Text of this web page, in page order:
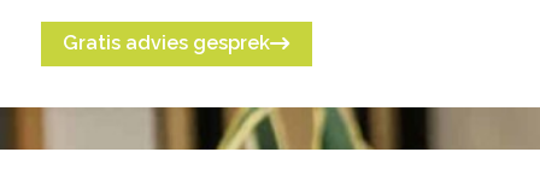
Gratis advies gesprek